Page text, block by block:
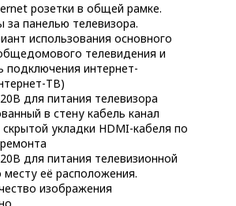
розетки в общей рамке.
за панелью телевизора.
использования основного
телевидения и
подключения интернет-
ТВ)
для питания телевизора
в стену кабель канал
укладки HDMI-кабеля по
для питания телевизионной
месту её расположения.
изображения